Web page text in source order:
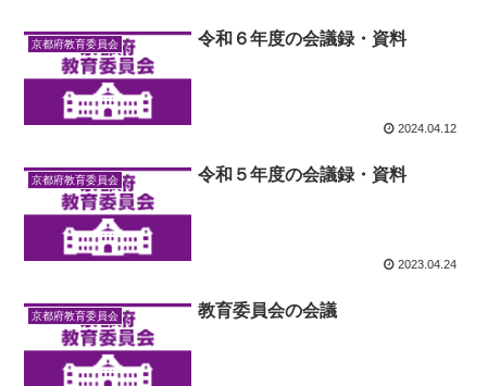
京都府教育委員会 令和６年度の会議録・資料
2024.04.12
京都府教育委員会 令和５年度の会議録・資料
2023.04.24
京都府教育委員会 教育委員会の会議